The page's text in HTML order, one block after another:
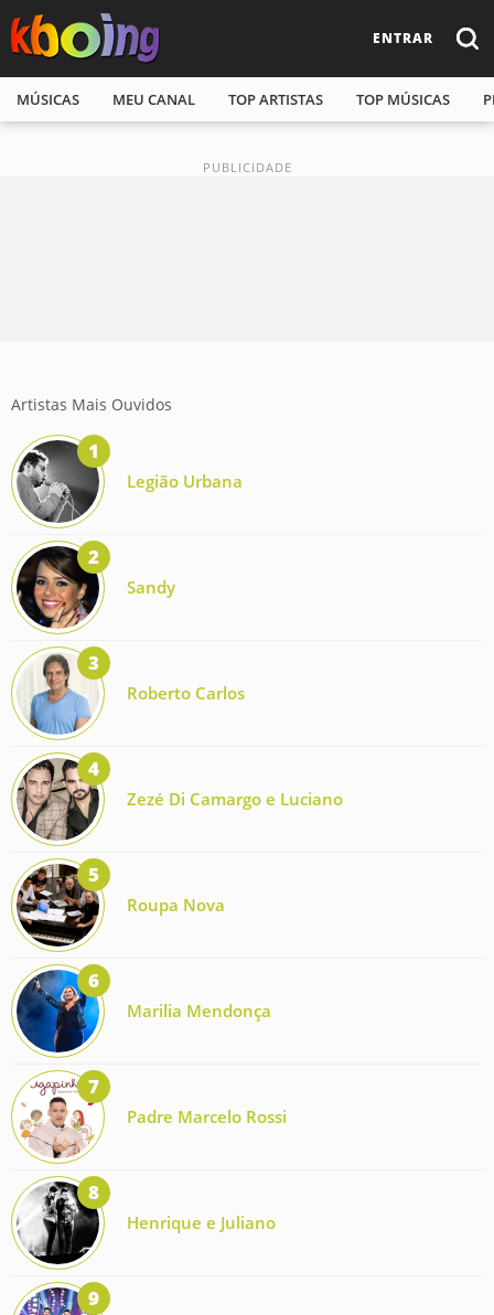
ENTRAR
MÚSICAS MEU CANAL TOP ARTISTAS TOP MÚSICAS
Artistas Mais Ouvidos
Legião Urbana
Sandy
Roberto Carlos
Zezé Di Camargo e Luciano
Roupa Nova
Marilia Mendonça
Padre Marcelo Rossi
Henrique e Juliano